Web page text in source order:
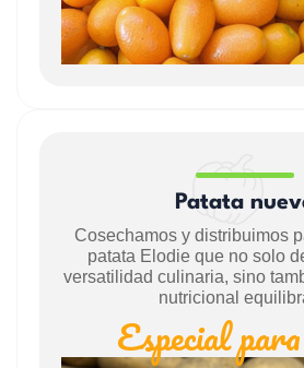
Patata
Cosechamos y distribuimos
patata Elodie que no solo
versatilidad culinaria, sino
nutricional
Especial